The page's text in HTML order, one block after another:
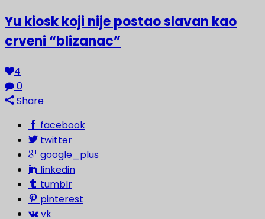
Yu kiosk koji nije postao slavan kao
crveni “blizanac”
4
0
Share
facebook
twitter
google_plus
linkedin
tumblr
pinterest
vk